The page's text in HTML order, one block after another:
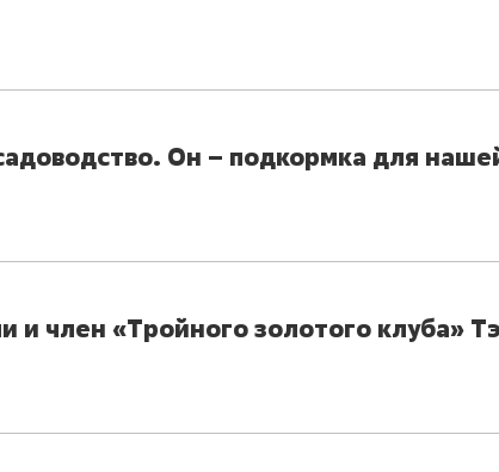
Он – подкормка для
и член «Тройного золотого клуба»